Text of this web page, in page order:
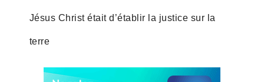
Jésus Christ était d’établir la justice sur la
terre